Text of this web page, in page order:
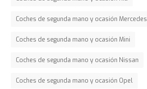
Coches de segunda mano y ocasión Mercedes
Coches de segunda mano y ocasión Mini
Coches de segunda mano y ocasión Nissan
Coches de segunda mano y ocasión Opel